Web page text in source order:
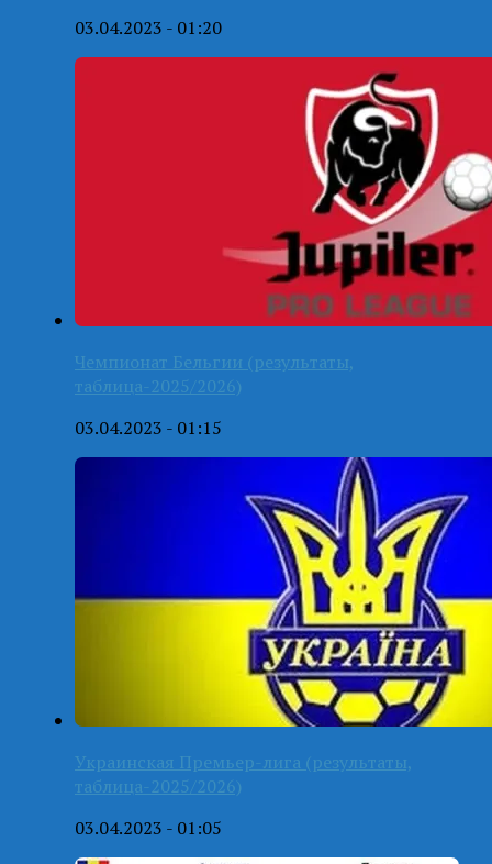
03.04.2023 - 01:20
Чемпионат Бельгии (результаты,
таблица-2025/2026)
03.04.2023 - 01:15
Украинская Премьер-лига (результаты,
таблица-2025/2026)
03.04.2023 - 01:05